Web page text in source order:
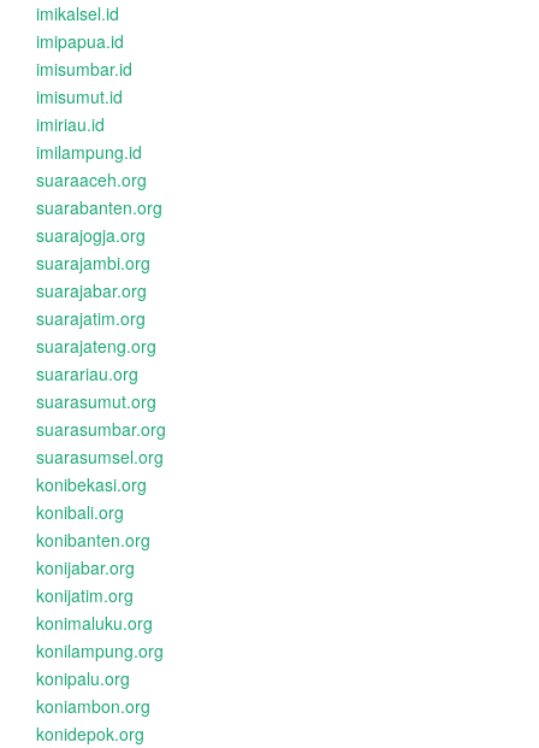
imikalsel.id
imipapua.id
imisumbar.id
imisumut.id
imiriau.id
imilampung.id
suaraaceh.org
suarabanten.org
suarajogja.org
suarajambi.org
suarajabar.org
suarajatim.org
suarajateng.org
suarariau.org
suarasumut.org
suarasumbar.org
suarasumsel.org
konibekasi.org
konibali.org
konibanten.org
konijabar.org
konijatim.org
konimaluku.org
konilampung.org
konipalu.org
koniambon.org
konidepok.org